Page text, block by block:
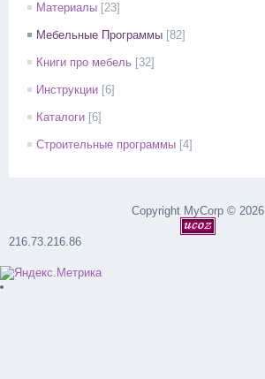
Материалы [23]
Мебельные Программы [82]
Книги про мебель [32]
Инструкции [6]
Каталоги [6]
Строительные программы [4]
Copyright MyCorp © 2026
216.73.216.86